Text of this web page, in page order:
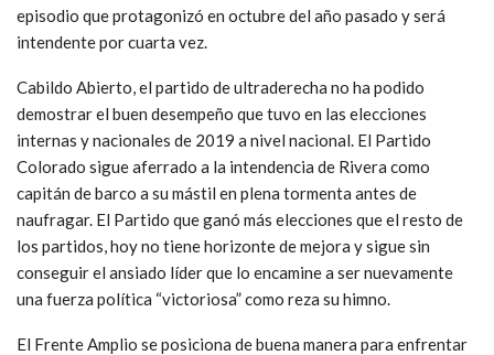
episodio que protagonizó en octubre del año pasado y será
intendente por cuarta vez.
Cabildo Abierto, el partido de ultraderecha no ha podido
demostrar el buen desempeño que tuvo en las elecciones
internas y nacionales de 2019 a nivel nacional. El Partido
Colorado sigue aferrado a la intendencia de Rivera como
capitán de barco a su mástil en plena tormenta antes de
naufragar. El Partido que ganó más elecciones que el resto de
los partidos, hoy no tiene horizonte de mejora y sigue sin
conseguir el ansiado líder que lo encamine a ser nuevamente
una fuerza política “victoriosa” como reza su himno.
El Frente Amplio se posiciona de buena manera para enfrentar